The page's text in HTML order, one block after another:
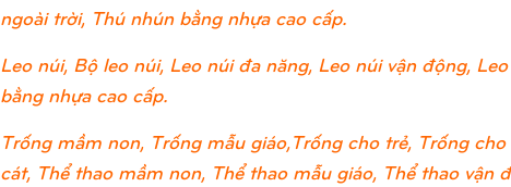
ngoài trời, Thú nhún bằng nhựa cao cấp.
Leo núi, Bộ leo núi, Leo núi đa năng, Leo núi vận động,
bằng nhựa cao cấp.
Trống mầm non, Trống mẫu giáo,Trống cho trẻ, Trống
cát, Thể thao mầm non, Thể thao mẫu giáo, Thể thao vận